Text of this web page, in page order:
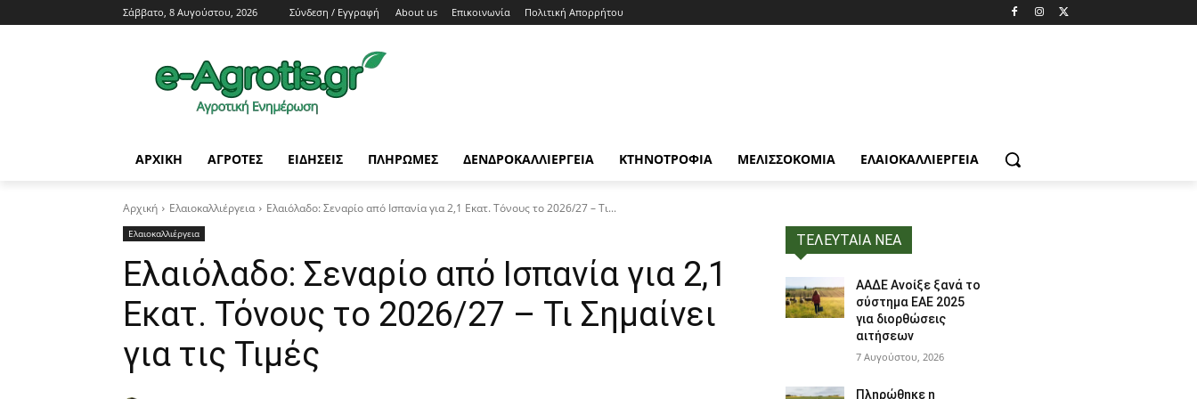
Σάββατο, 8 Αυγούστου, 2026 Σύνδεση / Εγγραφή About us Επικοινωνία Πολιτική Απορρήτου
ΑΡΧΙΚΗ AΓΡΟΤΕΣ ΕΙΔΗΣΕΙΣ ΠΛΗΡΩΜΕΣ ΔΕΝΔΡΟΚΑΛΛΙΕΡΓΕΙΑ ΚΤΗΝΟΤΡΟΦΙΑ ΜΕΛΙΣΣΟΚΟΜΙΑ ΕΛΑΙΟΚΑΛΛΙΈΡΓΕΙΑ
Αρχική Ελαιοκαλλιέργεια Ελαιόλαδο: Σεναρίο από Ισπανία για 2,1 Εκατ. Τόνους το 2026/27 – Τι...
Ελαιοκαλλιέργεια
Ελαιόλαδο: Σεναρίο από Ισπανία για 2,1
Εκατ. Τόνους το 2026/27 – Τι Σημαίνει
για τις Τιμές
ΤΕΛΕΥΤΑΙΑ ΝΕΑ
ΑΑΔΕ Ανοίξε ξανά το
σύστημα ΕΑΕ 2025
για διορθώσεις
αιτήσεων
7 Αυγούστου, 2026
Πληρώθηκε η